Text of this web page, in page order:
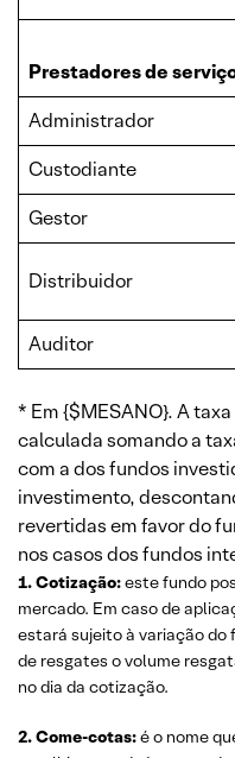
Prestadores de
Administrador
Custodiante
Gestor
Distribuidor
Auditor
* Em {$MESANO}. A
calculada somando a
com a dos fundos
investimento,
revertidas em favor do
nos casos dos fundos
1. Cotização:este fundo
mercado. Em caso de
estará sujeito à variação do
de resgates o volume
no dia da cotização.
2. Come-cotas:é o nome